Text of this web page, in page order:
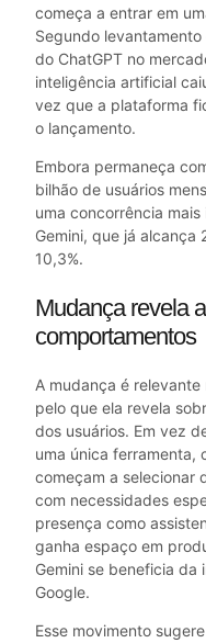
começa a entrar em
Segundo
do ChatGPT no
inteligência artificial
vez que a plataforma
o lançamento.
Embora permaneça
bilhão de usuários
uma concorrência
Gemini, que já alcança
10,3%.
Mudança revela
comportamentos
A mudança é
pelo que ela revela
dos usuários. Em vez
uma única ferramenta,
começam a selecionar
com necessidades
presença como
ganha espaço em
Gemini se beneficia
Google.
Esse movimento